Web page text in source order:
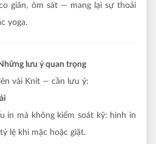
giãn, ôm sát — mang lại sự thoải
yoga.
lưu ý quan trọng
vải Knit — cần lưu ý:
in mà không kiểm soát kỹ: hình in
lệ khi mặc hoặc giặt.